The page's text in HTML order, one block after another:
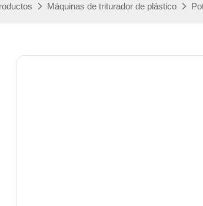
Máquinas de triturador de plástico